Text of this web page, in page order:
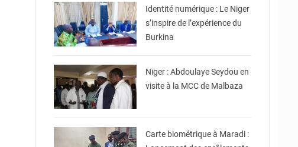
Identité numérique : Le Niger
s’inspire de l’expérience du
Burkina
© Ministère du
Commerce et de
Niger : Abdoulaye Seydou en
visite à la MCC de Malbaza
© Ministère Nigérien de
l'Intérieur
Carte biométrique à Maradi :